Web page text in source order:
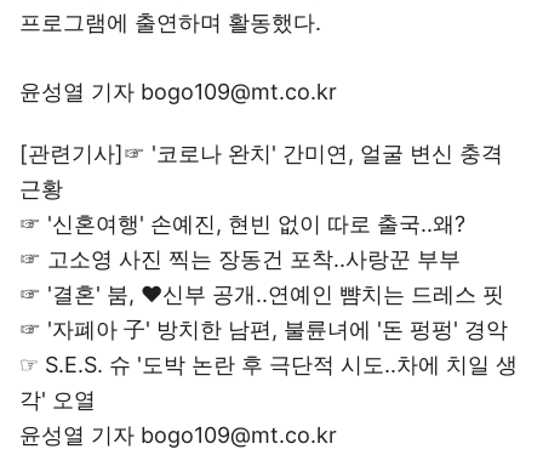
프로그램에 출연하며 활동했다.
윤성열 기자 bogo109@mt.co.kr
[관련기사]☞ '코로나 완치' 간미연, 얼굴 변신 충격
근황
☞ '신혼여행' 손예진, 현빈 없이 따로 출국..왜?
☞ 고소영 사진 찍는 장동건 포착..사랑꾼 부부
☞ '결혼' 붐, ♥신부 공개..연예인 뺨치는 드레스 핏
☞ '자폐아 子' 방치한 남편, 불륜녀에 '돈 펑펑' 경악
☞ S.E.S. 슈 '도박 논란 후 극단적 시도..차에 치일 생
각' 오열
윤성열 기자 bogo109@mt.co.kr